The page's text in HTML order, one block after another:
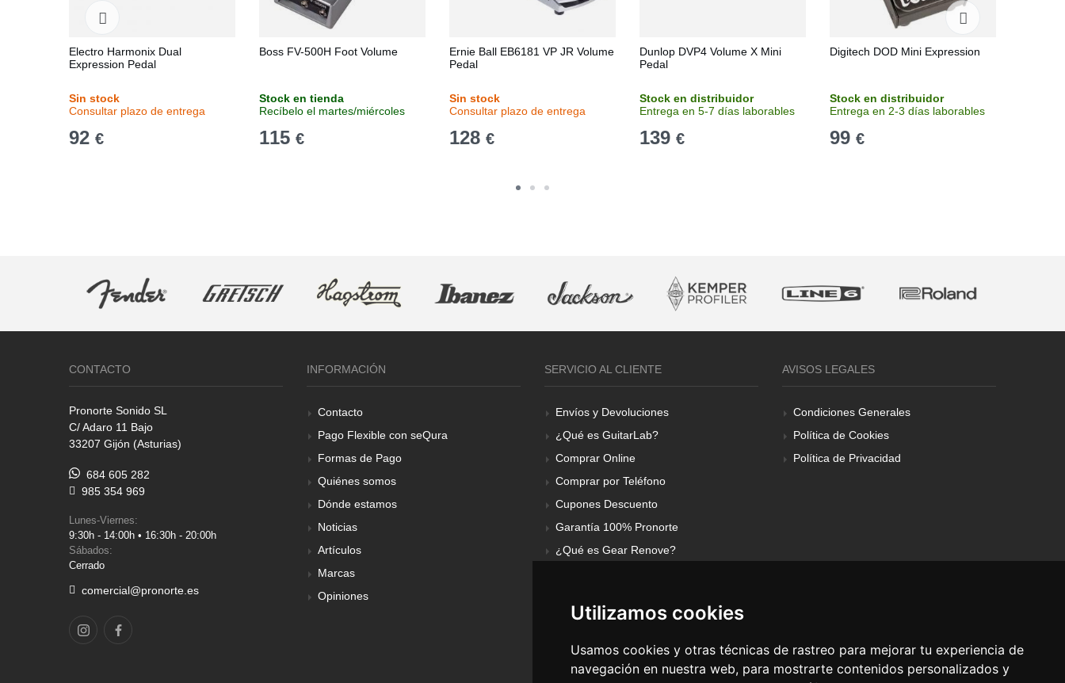
Utilizamos cookies
Usamos cookies y otras técnicas de rastreo para mejorar tu experiencia de
navegación en nuestra web, para mostrarte contenidos personalizados y
Electro Harmonix Dual
Expression Pedal
Sin stock
Consultar plazo de entrega
92 €
Boss FV-500H Foot Volume
Stock en tienda
Recíbelo el martes/miércoles
115 €
Ernie Ball EB6181 VP JR Volume
Pedal
Sin stock
Consultar plazo de entrega
128 €
Dunlop DVP4 Volume X Mini
Pedal
Stock en distribuidor
Entrega en 5-7 días laborables
139 €
Digitech DOD Mini Expression
Stock en distribuidor
Entrega en 2-3 días laborables
99 €
CONTACTO
Pronorte Sonido SL
C/ Adaro 11 Bajo
33207 Gijón (Asturias)
684 605 282
985 354 969
Lunes-Viernes:
9:30h - 14:00h • 16:30h - 20:00h
Sábados:
Cerrado
comercial@pronorte.es
INFORMACIÓN
Contacto
Pago Flexible con seQura
Formas de Pago
Quiénes somos
Dónde estamos
Noticias
Artículos
Marcas
Opiniones
SERVICIO AL CLIENTE
Envíos y Devoluciones
¿Qué es GuitarLab?
Comprar Online
Comprar por Teléfono
Cupones Descuento
Garantía 100% Pronorte
¿Qué es Gear Renove?
AVISOS LEGALES
Condiciones Generales
Política de Cookies
Política de Privacidad